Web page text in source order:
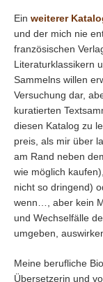
Ein weiterer
und der mich nie
französischen
Literaturklassikern
Sammelns willen
Versuchung dar,
kuratierten
diesen Katalog zu
preis, als mir über
am Rand neben
wie möglich
nicht so dringend)
wenn…, aber kein
und Wechselfälle
umgeben,
Meine berufliche
Übersetzerin und